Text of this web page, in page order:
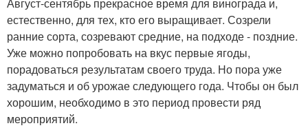
Август-сентябрь прекрасное время для винограда и,
естественно, для тех, кто его выращивает. Созрели
ранние сорта, созревают средние, на подходе - поздние.
Уже можно попробовать на вкус первые ягоды,
порадоваться результатам своего труда. Но пора уже
задуматься и об урожае следующего года. Чтобы он был
хорошим, необходимо в это период провести ряд
мероприятий.